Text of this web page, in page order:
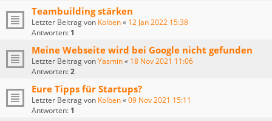
Teambuilding stärken
Letzter Beitrag von Kolben« 12 Jan 2022 15:38
Antworten: 1
Meine Webseite wird bei Google nicht gefunden
Letzter Beitrag vonYasmin« 18 Nov 2021 11:06
Antworten:2
Eure Tipps für Startups?
Letzter Beitrag von Kolben«09 Nov 2021 15:11
Antworten: 1